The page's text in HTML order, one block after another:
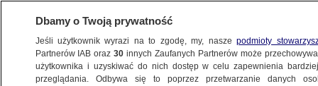
Dbamy o Twoją prywatność
Jeśli użytkownik wyrazi na to zgodę, my, naszepodmioty
Partnerów IAB oraz30 innych Zaufanych Partnerów może
użytkownika i uzyskiwać do nich dostęp w celu zapewnienia
przeglądania. Odbywa się to poprzez przetwarzanie danych